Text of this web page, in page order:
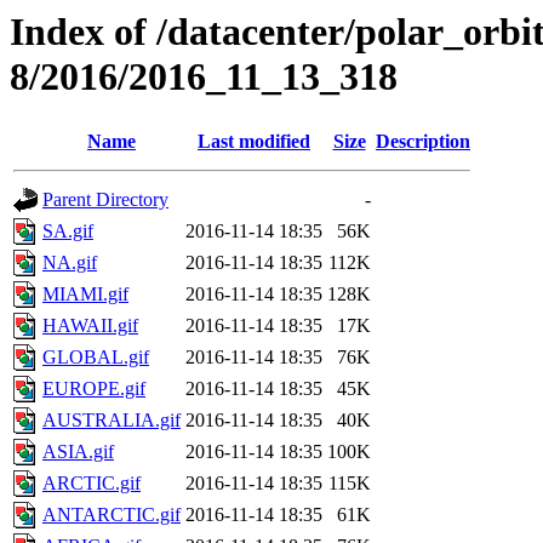
Index of /datacenter/
8/2016/2016_11_13_318
Name Last modified Size Description
Parent Directory
-
SA.gif
2016-11-14 18:35
56K
NA.gif
2016-11-14 18:35 112K
MIAMI.gif
2016-11-14 18:35 128K
HAWAII.gif
2016-11-14 18:35
17K
GLOBAL.gif
2016-11-14 18:35
76K
EUROPE.gif
2016-11-14 18:35
45K
AUSTRALIA.gif 2016-11-14 18:35
40K
ASIA.gif
2016-11-14 18:35 100K
ARCTIC.gif
2016-11-14 18:35 115K
ANTARCTIC.gif 2016-11-14 18:35
61K